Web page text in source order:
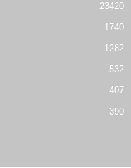
23420
1740
1282
532
407
390